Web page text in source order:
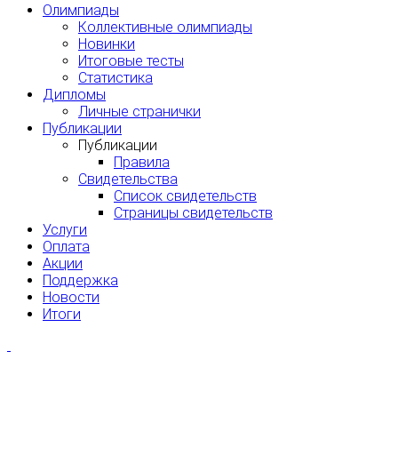
Олимпиады
Коллективные олимпиады
Новинки
Итоговые тесты
Статистика
Дипломы
Личные странички
Публикации
Публикации
Правила
Свидетельства
Список свидетельств
Страницы свидетельств
Услуги
Оплата
Акции
Поддержка
Новости
Итоги